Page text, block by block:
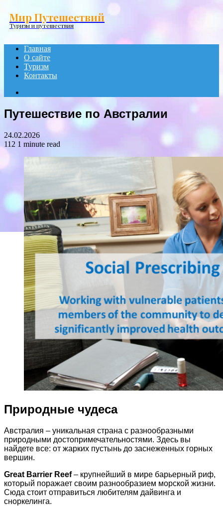
Мир Путешествий
Туризм и путешествия
Главная
О сайте
Туризм
Контакты
Путешествие по Австралии
24.02.2026
112 1 minute read
Природные чудеса
Австралия – уникальная страна с разнообразными
природными достопримечательностями. Здесь вы
найдете все: от жарких пустынь до заснеженных горных
вершин.
Great Barrier Reef– крупнейший в мире барьерный риф,
который поражает своим разнообразием морской жизни.
Сюда стоит отправиться любителям дайвинга и
сноркелинга.